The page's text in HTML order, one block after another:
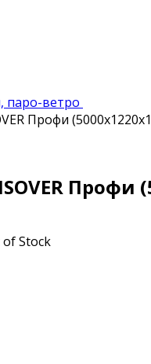
паро-ветро
Профи
Профи
Stock